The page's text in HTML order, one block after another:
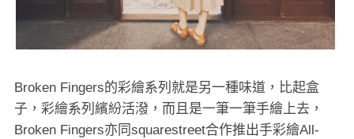
Broken Fingers的彩繪系列就是另一種味道，比起盒
子，彩繪系列繽紛活潑，而且是一筆一筆手繪上去，
Broken Fingers亦同squarestreet合作推出手彩繪All-